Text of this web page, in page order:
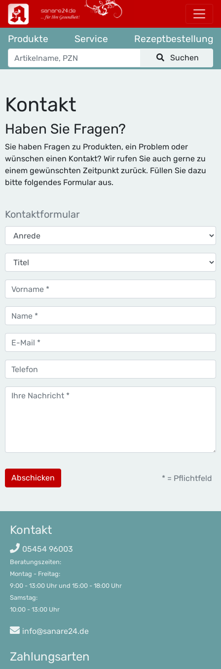
Produkte Service Rezeptbestellung
Suchen
Kontakt
Haben Sie Fragen?
Sie haben Fragen zu Produkten, ein Problem oder
wünschen einen Kontakt? Wir rufen Sie auch gerne zu
einem gewünschten Zeitpunkt zurück. Füllen Sie dazu
bitte folgendes Formular aus.
Kontaktformular
Abschicken * = Pflichtfeld
Kontakt
05454 96003
Beratungszeiten:
Montag - Freitag:
9:00 - 13:00 Uhr und 15:00 - 18:00 Uhr
Samstag:
10:00 - 13:00 Uhr
info@sanare24.de
Zahlungsarten